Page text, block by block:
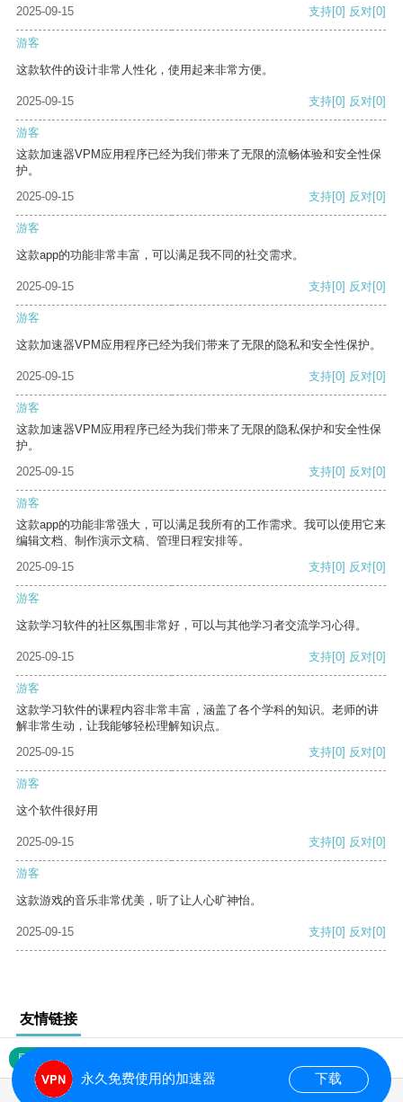
2025-09-15 支持[0] 反对[0]
游客
这款软件的设计非常人性化，使用起来非常方便。
2025-09-15 支持[0] 反对[0]
游客
这款加速器VPM应用程序已经为我们带来了无限的流畅体验和安全性保
护。
2025-09-15
支持[0] 反对[0]
游客
这款app的功能非常丰富，可以满足我不同的社交需求。
2025-09-15 支持[0] 反对[0]
游客
这款加速器VPM应用程序已经为我们带来了无限的隐私和安全性保护。
2025-09-15 支持[0] 反对[0]
游客
这款加速器VPM应用程序已经为我们带来了无限的隐私保护和安全性保
护。
2025-09-15
支持[0] 反对[0]
游客
这款app的功能非常强大，可以满足我所有的工作需求。我可以使用它来
编辑文档、制作演示文稿、管理日程安排等。
2025-09-15
支持[0] 反对[0]
游客
这款学习软件的社区氛围非常好，可以与其他学习者交流学习心得。
2025-09-15 支持[0] 反对[0]
游客
这款学习软件的课程内容非常丰富，涵盖了各个学科的知识。老师的讲
解非常生动，让我能够轻松理解知识点。
2025-09-15
支持[0] 反对[0]
游客
这个软件很好用
2025-09-15 支持[0] 反对[0]
游客
这款游戏的音乐非常优美，听了让人心旷神怡。
2025-09-15 支持[0] 反对[0]
友情链接
网站地图
永久免费使用的加速器 下载